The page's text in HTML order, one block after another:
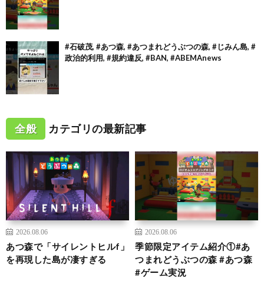
#石破茂, #あつ森, #あつまれどうぶつの森, #じみん島, #
政治的利用, #規約違反, #BAN, #ABEMAnews
全般 カテゴリの最新記事
2026.08.06
あつ森で「サイレントヒルf」
を再現した島が凄すぎる
2026.08.06
季節限定アイテム紹介①#あ
つまれどうぶつの森 #あつ森
#ゲーム実況